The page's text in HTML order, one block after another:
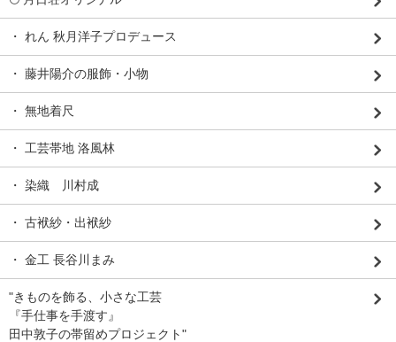
・ れん 秋月洋子プロデュース
・ 藤井陽介の服飾・小物
・ 無地着尺
・ 工芸帯地 洛風林
・ 染織 川村成
・ 古袱紗・出袱紗
・ 金工 長谷川まみ
"きものを飾る、小さな工芸
『手仕事を手渡す』
田中敦子の帯留めプロジェクト"